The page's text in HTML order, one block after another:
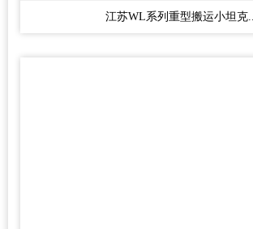
江苏WL系列重型搬运小坦克...